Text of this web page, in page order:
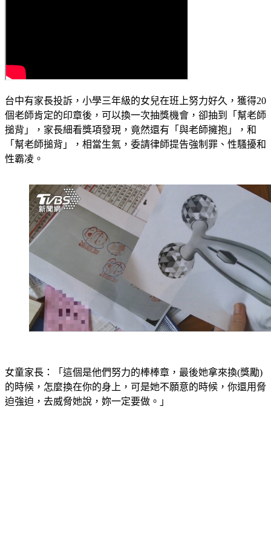
台中有家長投訴，小學三年級的女兒在班上努力好久，獲得20
個老師肯定的印章後，可以換一次抽獎機會，卻抽到「幫老師
搥背」，家長細看獎項發現，竟然還有「與老師擁抱」，和
「幫老師搥背」，相當生氣，委請律師提告強制罪、性騷擾和
性霸凌。
女童家長：「這個是他們努力的棒棒章，最後她拿來換(獎勵)
的時候，怎麼換在你的身上，可是她不願意的時候，你還用脅
迫強迫，去威脅她說，妳一定要做。」